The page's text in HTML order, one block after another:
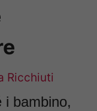
Ricchiuti
i bambino,